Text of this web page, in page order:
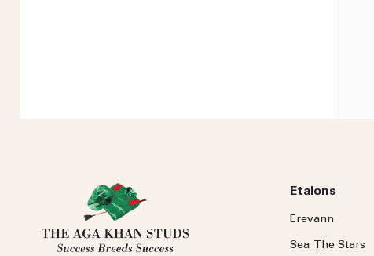
Etalons
Erevann
Sea TheStars